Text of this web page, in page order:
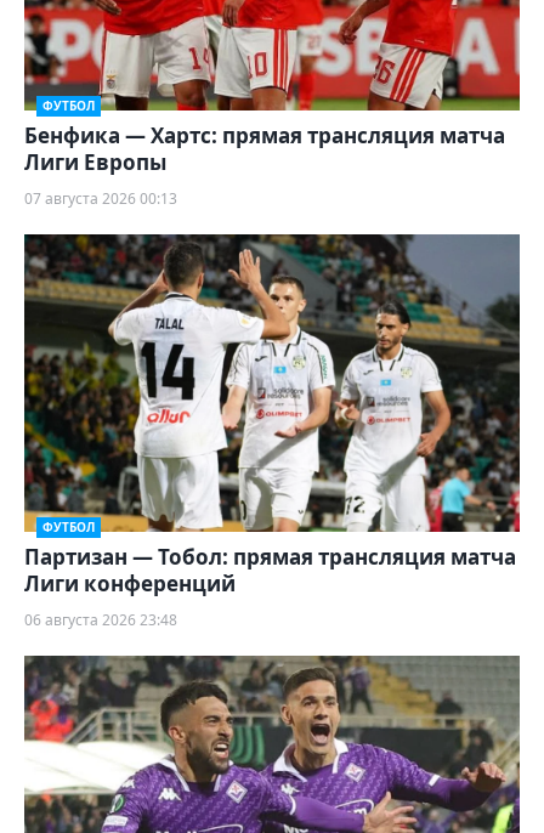
ФУТБОЛ
Бенфика — Хартс: прямая трансляция матча
Лиги Европы
07 августа 2026 00:13
ФУТБОЛ
Партизан — Тобол: прямая трансляция матча
Лиги конференций
06 августа 2026 23:48